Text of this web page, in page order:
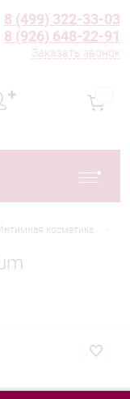
8 (499) 322-33-03
8 (926) 648-22-91
Заказать звонок
✚
косметика